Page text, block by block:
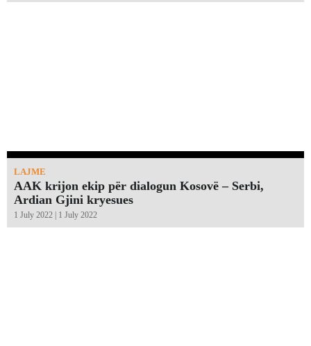
LAJME
AAK krijon ekip për dialogun Kosovë – Serbi,
Ardian Gjini kryesues
1 July 2022 | 1 July 2022